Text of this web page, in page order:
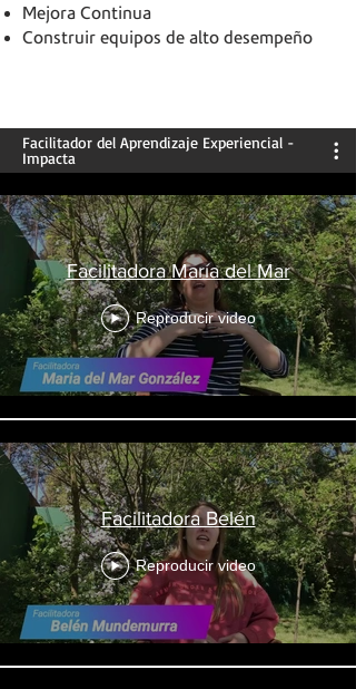
Mejora Continua
Construir equipos de alto desempeño
Facilitador del Aprendizaje Experiencial -
Impacta
Facilitadora María del Mar
Reproducir video
Facilitadora Belén
Reproducir video